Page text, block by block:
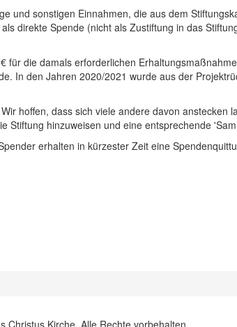
und sonstigen Einnahmen, die aus dem
direkte Spende (nicht als Zustiftung in das
die damals erforderlichen
In den Jahren 2020/2021 wurde aus der
hoffen, dass sich viele andere davon anstecken
Stiftung hinzuweisen und eine entsprechende
erhalten in kürzester Zeit eine
Christus Kirche. Alle Rechte vorbehalten.